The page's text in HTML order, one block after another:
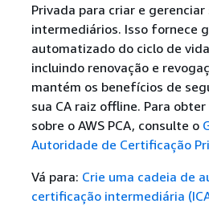
Privada para criar e
intermediários. Isso fornece
automatizado do ciclo de
incluindo renovação e
mantém os benefícios de
sua CA raiz offline. Para
sobre o AWS PCA, consulte o
Autoridade de Certificação
Vá para: Crie uma cadeia de
certificação intermediária